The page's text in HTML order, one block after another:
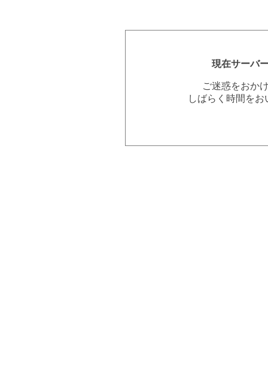
現在サーバ
ご迷惑をおか
しばらく時間を